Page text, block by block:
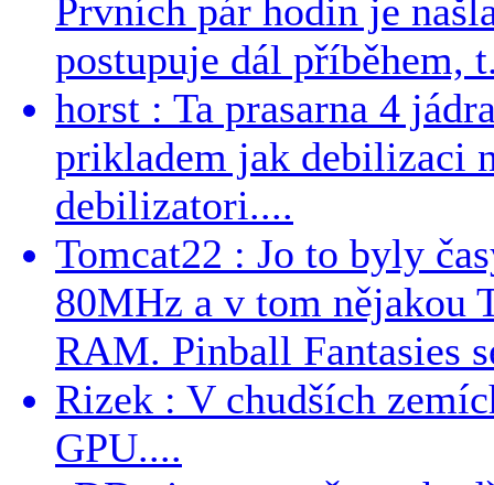
Prvních pár hodin je
postupuje dál příběhem,
horst : Ta prasarna 4
prikladem jak debilizaci
debilizatori....
Tomcat22 : Jo to byly
80MHz a v tom nějakou
RAM. Pinball Fantasies
Rizek : V chudších
GPU....